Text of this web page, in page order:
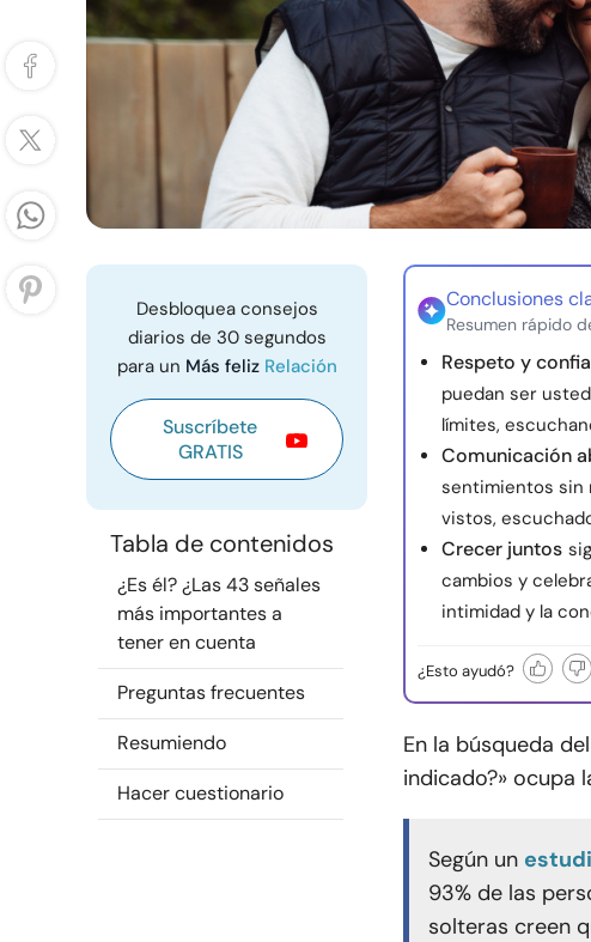
Desbloquea consejos
diarios de 30 segundos
para un Más feliz Relación
Suscríbete
GRATIS
Tabla de contenidos
¿Es él? ¿Las 43 señales
más importantes a
tener en cuenta
Preguntas frecuentes
Resumiendo
Hacer cuestionario
Conclusiones
Resumen rápido
Respeto y
puedan ser
límites,
Comunicación
sentimientos sin
vistos,
Crecer juntos
cambios y
intimidad y la
¿Esto ayudó?
En la búsqueda
indicado?» ocupa
Según un
93% de las
solteras creen